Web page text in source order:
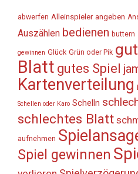
abwerfen Alleinspieler angeben
Auszählen bedienen buttern
gewinnen Glück Grün oder Pik
Blatt gutes Spiel
Kartenverteilung
Schellen oder Karo Schelln
schlechtes Blatt
aufnehmen
Spiel gewinnen